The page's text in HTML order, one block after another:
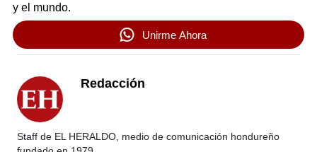
y el mundo.
Unirme Ahora
Redacción
Staff de EL HERALDO, medio de comunicación hondureño